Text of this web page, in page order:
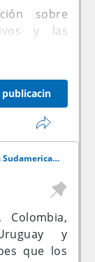
sobre
y las
y, Ronaldo
la inglesa
Lloyd.
de la
y
según su
Ya vieron los equipos de la Sudamericana?
y
que los